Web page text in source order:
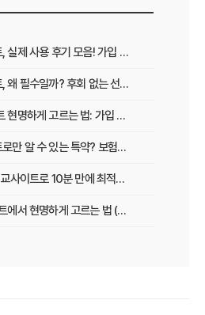
운전자보험비교사이트, 실제 사용 후기 모음! 가입 전 반드시 봐야 할 꿀팁
운전자보험비교사이트, 왜 필수일까? 후회 없는 선택을 위한 3가지 핵심 질문
운전자보험 비교사이트 현명하게 고르는 법: 가입 전 놓치지 말아야 할 체크리스트
운전자보험비교사이트로만 알 수 있는 특약? 보험료 절감 비법 공개
복잡한 운전자보험, 비교사이트로 10분 만에 최적의 설계 끝내는 법
운전자보험, 비교사이트에서 현명하게 고르는 법 (보장 VS 가격)